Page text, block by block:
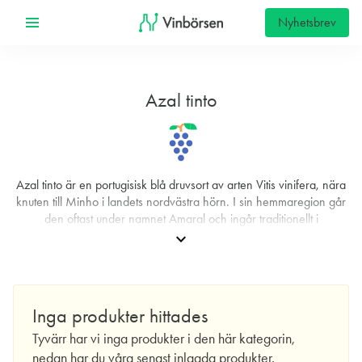
Nyhetsbrev
Azal tinto
Azal tinto är en portugisisk blå druvsort av arten Vitis vinifera, nära
knuten till Minho i landets nordvästra hörn. I sin hemma­region går
den oftast under namnet Amaral och ingår traditionellt i
produktionen av rött Vinho Verde, där den ger struktur och tydlig
betydelse i regionen även om den odlas i relativt liten skala.
grannområden som Lafões.
Som många iberiska druvor har Azal tinto en rik flora av lokala
expand_more
Inga produkter hittades
Tyvärr har vi inga produkter i den här kategorin,
nedan har du våra senast inlagda produkter.